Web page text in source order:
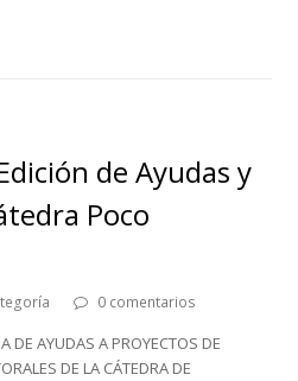
de Ayudas y
Poco
0 comentarios
DE AYUDAS A PROYECTOS DE
DE LA CÁTEDRA DE